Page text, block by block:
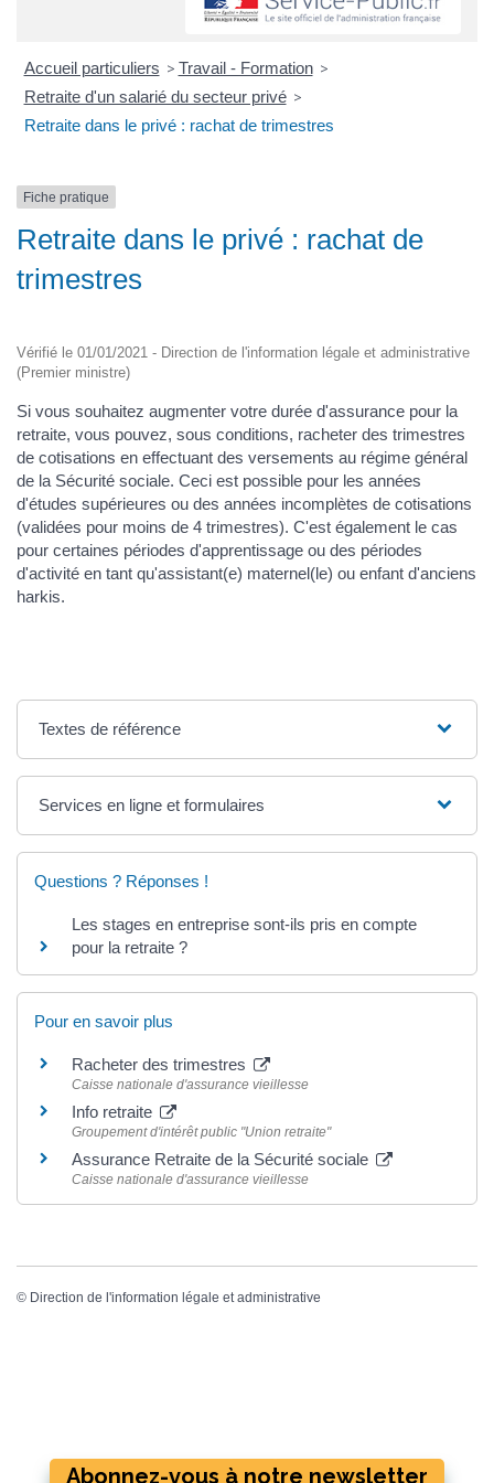
Accueil particuliers > Travail - Formation >
Retraite d'un salarié du secteur privé >
Retraite dans le privé : rachat de trimestres
Fiche pratique
Retraite dans le privé : rachat de
trimestres
Vérifié le 01/01/2021 - Direction de l'information légale et administrative
(Premier ministre)
Si vous souhaitez augmenter votre durée d'assurance pour la
retraite, vous pouvez, sous conditions, racheter des trimestres
de cotisations en effectuant des versements au régime général
de la Sécurité sociale. Ceci est possible pour les années
d'études supérieures ou des années incomplètes de cotisations
(validées pour moins de 4 trimestres). C'est également le cas
pour certaines périodes d'apprentissage ou des périodes
d'activité en tant qu'assistant(e) maternel(le) ou enfant d'anciens
harkis.
Textes de référence
Services en ligne et formulaires
Questions ? Réponses !
Les stages en entreprise sont-ils pris en compte
pour la retraite ?
Pour en savoir plus
Racheter des trimestres
Caisse nationale d'assurance vieillesse
Info retraite
Groupement d'intérêt public "Union retraite"
Assurance Retraite de la Sécurité sociale
Caisse nationale d'assurance vieillesse
© Direction de l'information légale et administrative
Abonnez-vous à notre newsletter